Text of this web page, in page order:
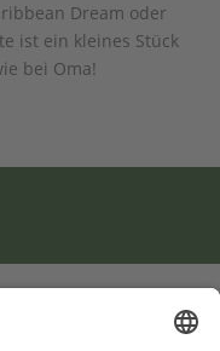
Dream oder
ist ein kleines Stück
bei Oma!